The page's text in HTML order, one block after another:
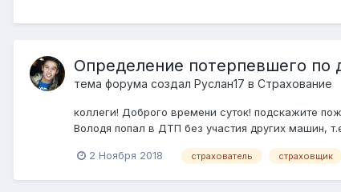
Определение потерпевшего по
тема форума создал Руслан17 в Страхование
коллеги! Доброго времени суток! подскажите
Володя попал в ДТП без участия других машин,
2 Ноября 2018 страхователь страховщик